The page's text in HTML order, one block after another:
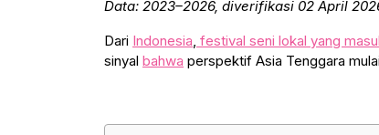
Data: 2023–2026, diverifikasi 02 April
Dari Indonesia, festival seni lokal yang
sinyal bahwa perspektif Asia Tenggara